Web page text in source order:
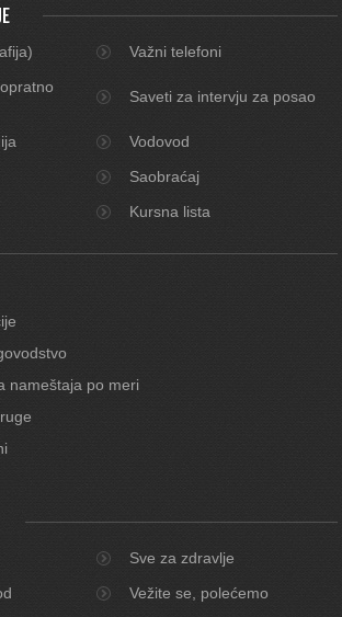
Važni telefoni
Saveti za intervju za posao
Vodovod
Saobraćaj
Kursna lista
nameštaja po meri
Sve za zdravlje
Vežite se, polećemo